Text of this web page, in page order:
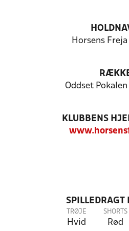
Horsens
Oddset
KLUBBENS
SPILLEDRAGT
TRØJE
Hvid
SHORTS
Rød